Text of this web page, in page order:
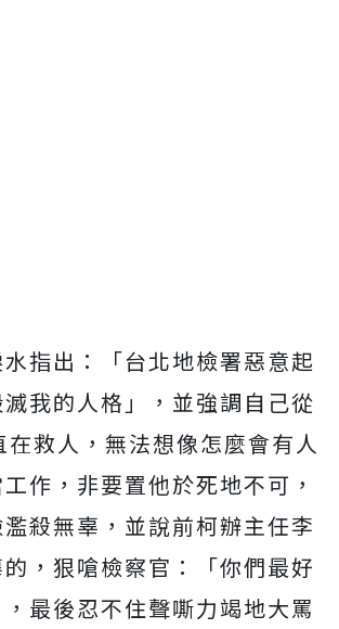
指出：「台北地檢署惡意起
我的人格」，並強調自己從
救人，無法想像怎麼會有人
作，非要置他於死地不可，
殺無辜，並說前柯辦主任李
，狠嗆檢察官：「你們最好
最後忍不住聲嘶力竭地大罵